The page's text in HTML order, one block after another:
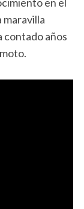
maravilla
contado años